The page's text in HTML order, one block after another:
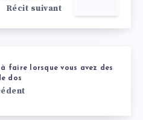
Récit suivant
à faire lorsque vous avez des
dos